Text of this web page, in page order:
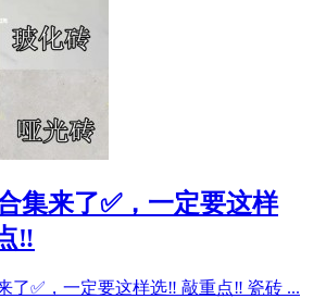
集来了✅，一定要这样
‼
了✅，一定要这样选‼ 敲重点‼ 瓷砖 ...